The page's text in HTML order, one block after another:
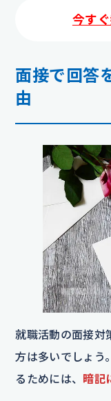
今す
面接で回答
由
就職活動の面接対
方は多いでしょう
るためには、 暗記